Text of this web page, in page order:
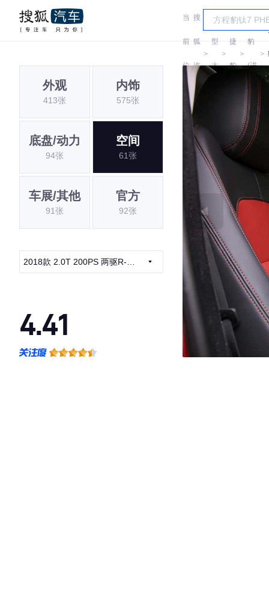
当
前
位
置:
搜
狐
汽
车
＞
车
型
大
＞
捷
豹
＞
捷
豹
(进
口)
＞
外观
413张
内饰
575张
底盘/动力
94张
空间
61张
车展/其他
91张
官方
92张
2018款 2.0T 200PS 两驱R-
4.41